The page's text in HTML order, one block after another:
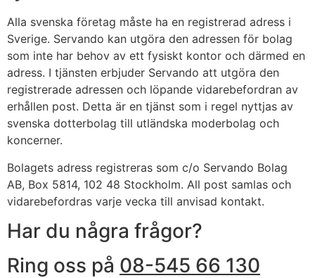
Alla svenska företag måste ha en registrerad adress i
Sverige. Servando kan utgöra den adressen för bolag
som inte har behov av ett fysiskt kontor och därmed en
adress. I tjänsten erbjuder Servando att utgöra den
registrerade adressen och löpande vidarebefordran av
erhållen post. Detta är en tjänst som i regel nyttjas av
svenska dotterbolag till utländska moderbolag och
koncerner.
Bolagets adress registreras som c/o Servando Bolag
AB, Box 5814, 102 48 Stockholm. All post samlas och
vidarebefordras varje vecka till anvisad kontakt.
Har du några frågor?
Ring oss på 08-545 66 130